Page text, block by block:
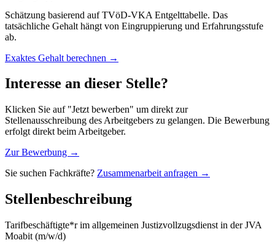
Schätzung basierend auf TVöD-VKA Entgelttabelle. Das
tatsächliche Gehalt hängt von Eingruppierung und Erfahrungsstufe
ab.
Exaktes Gehalt berechnen →
Interesse an dieser Stelle?
Klicken Sie auf "Jetzt bewerben" um direkt zur
Stellenausschreibung des Arbeitgebers zu gelangen. Die Bewerbung
erfolgt direkt beim Arbeitgeber.
Zur Bewerbung →
Sie suchen Fachkräfte? Zusammenarbeit anfragen →
Stellenbeschreibung
Tarifbeschäftigte*r im allgemeinen Justizvollzugsdienst in der JVA
Moabit (m/w/d)